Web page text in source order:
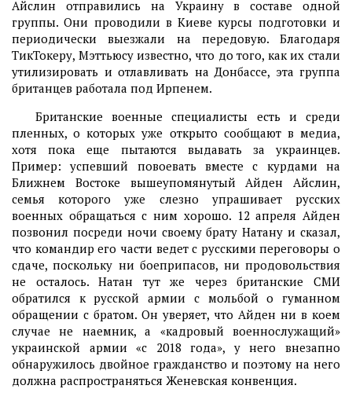
Айслин отправились на Украину в составе одной
группы. Они проводили в Киеве курсы подготовки и
периодически выезжали на передовую. Благодаря
ТикТокеру, Мэттьюсу известно, что до того, как их стали
утилизировать и отлавливать на Донбассе, эта группа
британцев работала под Ирпенем.
Британские военные специалисты есть и среди
пленных, о которых уже открыто сообщают в медиа,
хотя пока еще пытаются выдавать за украинцев.
Пример: успевший повоевать вместе с курдами на
Ближнем Востоке вышеупомянутый Айден Айслин,
семья которого уже слезно упрашивает русских
военных обращаться с ним хорошо. 12 апреля Айден
позвонил посреди ночи своему брату Натану и сказал,
что командир его части ведет с русскими переговоры о
сдаче, поскольку ни боеприпасов, ни продовольствия
не осталось. Натан тут же через британские СМИ
обратился к русской армии с мольбой о гуманном
обращении с братом. Он уверяет, что Айден ни в коем
случае не наемник, а «кадровый военнослужащий»
украинской армии «с 2018 года», у него внезапно
обнаружилось двойное гражданство и поэтому на него
должна распространяться Женевская конвенция.